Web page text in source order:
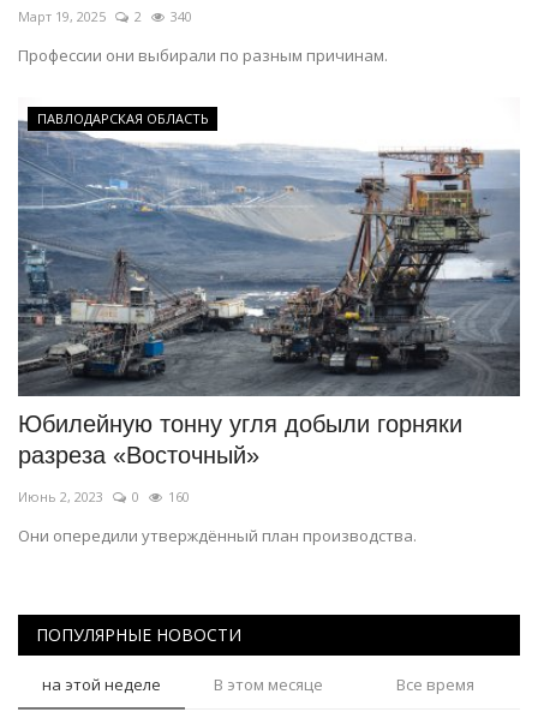
Март 19, 2025 2 340
Профессии они выбирали по разным причинам.
ПАВЛОДАРСКАЯ ОБЛАСТЬ
Юбилейную тонну угля добыли горняки
разреза «Восточный»
Июнь 2, 2023 0 160
Они опередили утверждённый план производства.
ПОПУЛЯРНЫЕ НОВОСТИ
на этой неделе В этом месяце Все время